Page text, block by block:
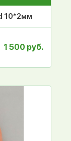
10*2мм
1 500 руб.